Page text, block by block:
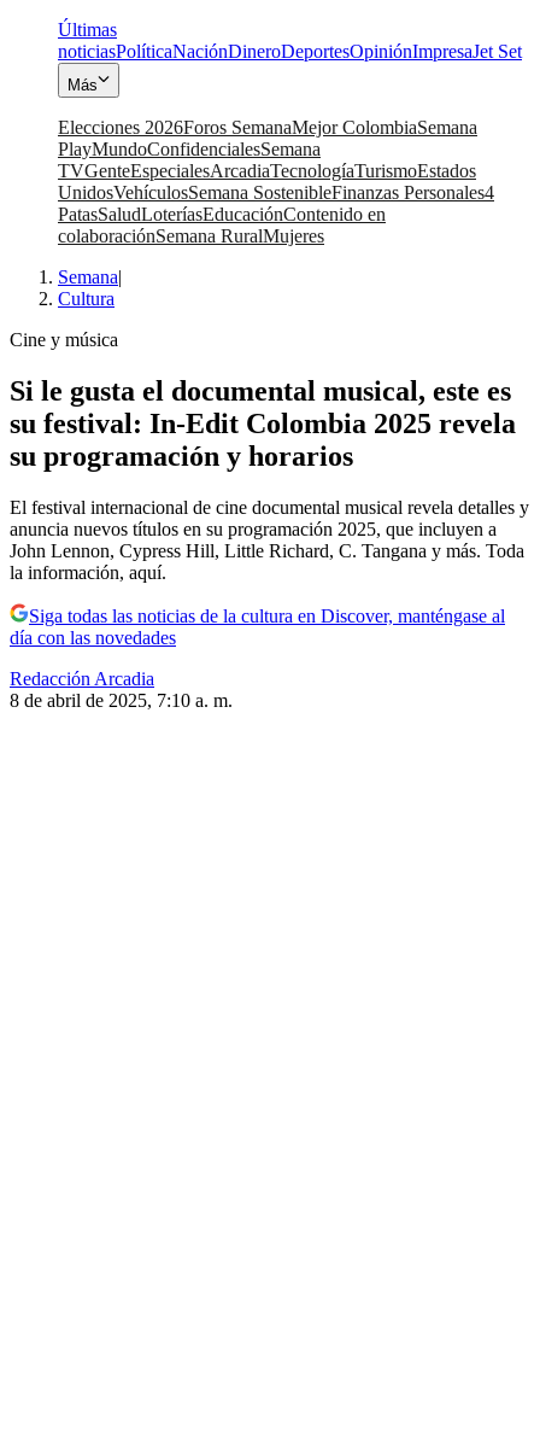
Últimas
noticiasPolíticaNaciónDineroDeportesOpiniónImpresaJet Set
Más
Elecciones 2026Foros SemanaMejor ColombiaSemana
PlayMundoConfidencialesSemana
TVGenteEspecialesArcadiaTecnologíaTurismoEstados
UnidosVehículosSemana SostenibleFinanzas Personales4
PatasSaludLoteríasEducaciónContenido en
colaboraciónSemana RuralMujeres
Semana|
Cultura
Cine y música
Si le gusta el documental musical, este es
su festival: In-Edit Colombia 2025 revela
su programación y horarios
El festival internacional de cine documental musical revela detalles y
anuncia nuevos títulos en su programación 2025, que incluyen a
John Lennon, Cypress Hill, Little Richard, C. Tangana y más. Toda
la información, aquí.
Siga todas las noticias de la cultura en Discover, manténgase al
día con las novedades
Redacción Arcadia
8 de abril de 2025, 7:10 a. m.